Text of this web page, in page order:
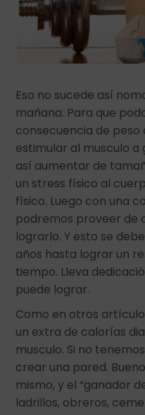
Eso no sucede así
mañana. Para que
consecuencia de
estimular al musculo
así aumentar de
un stress físico al
físico. Luego con una
podremos proveer de
lograrlo. Y esto se
años hasta lograr un
tiempo. Lleva
puede lograr.
Como en otros
un extra de calorías
musculo. Si no
crear una pared.
mismo, y el “ganador
ladrillos, obreros,